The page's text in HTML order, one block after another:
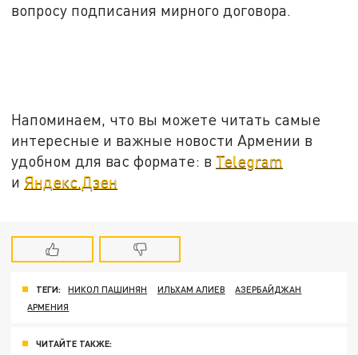
вопросу подписания мирного договора.
Напоминаем, что вы можете читать самые
интересные и важные новости Армении в
удобном для вас формате: в Telegram
и Яндекс.Дзен
ТЕГИ: НИКОЛ ПАШИНЯН ИЛЬХАМ АЛИЕВ
АЗЕРБАЙДЖАН
АРМЕНИЯ
ЧИТАЙТЕ ТАКЖЕ: